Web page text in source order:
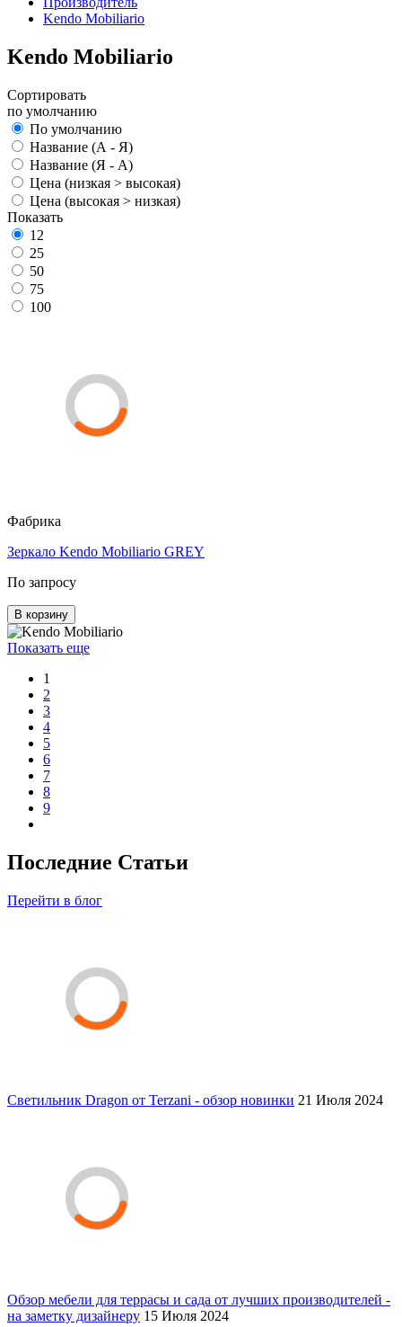
Kendo Mobiliario
Kendo Mobiliario
Сортировать
по умолчанию
По умолчанию
Название (А - Я)
Название (Я - А)
Цена (низкая > высокая)
Цена (высокая > низкая)
Показать
12
25
50
75
100
Фабрика
Зеркало Kendo Mobiliario GREY
По запросу
В корзину
Показать еще
1
2
3
4
5
6
7
8
9
Последние Статьи
Перейти в блог
Светильник Dragon от Terzani - обзор новинки 21 Июля 2024
Обзор мебели для террасы и сада от лучших производителей -
на заметку дизайнеру 15 Июля 2024